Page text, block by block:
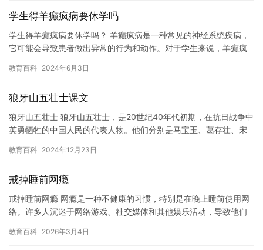
学生得羊癫疯病要休学吗
学生得羊癫疯病要休学吗？ 羊癫疯病是一种常见的神经系统疾病，
它可能会导致患者做出异常的行为和动作。对于学生来说，羊癫疯
休学…
教育百科 2024年6月3日
狼牙山五壮士课文
狼牙山五壮士 狼牙山五壮士，是20世纪40年代初期，在抗日战争中
英勇牺牲的中国人民的代表人物。他们分别是马宝玉、葛存壮、宋
教育百科 2024年12月23日
戒掉睡前网瘾
戒掉睡前网瘾 网瘾是一种不健康的习惯，特别是在晚上睡前使用网
络。许多人沉迷于网络游戏、社交媒体和其他娱乐活动，导致他们
睡…
教育百科 2026年3月4日